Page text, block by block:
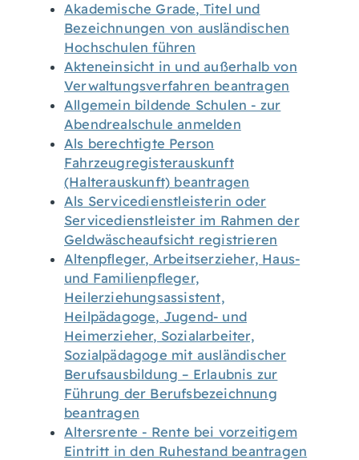
Akademische Grade, Titel und
Bezeichnungen von ausländischen
Hochschulen führen
Akteneinsicht in und außerhalb von
Verwaltungsverfahren beantragen
Allgemein bildende Schulen - zur
Abendrealschule anmelden
Als berechtigte Person
Fahrzeugregisterauskunft
(Halterauskunft) beantragen
Als Servicedienstleisterin oder
Servicedienstleister im Rahmen der
Geldwäscheaufsicht registrieren
Altenpfleger, Arbeitserzieher, Haus-
und Familienpfleger,
Heilerziehungsassistent,
Heilpädagoge, Jugend- und
Heimerzieher, Sozialarbeiter,
Sozialpädagoge mit ausländischer
Berufsausbildung – Erlaubnis zur
Führung der Berufsbezeichnung
beantragen
Altersrente - Rente bei vorzeitigem
Eintritt in den Ruhestand beantragen